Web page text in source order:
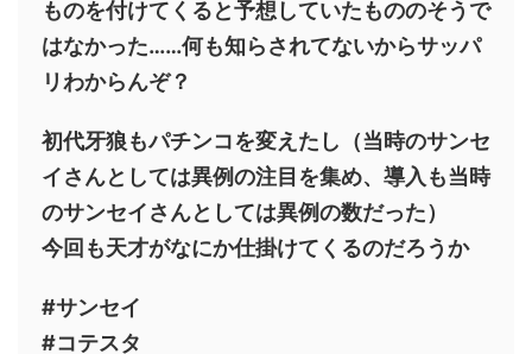
ものを付けてくると予想していたもののそうで
はなかった……何も知らされてないからサッパ
リわからんぞ？
初代牙狼もパチンコを変えたし（当時のサンセ
イさんとしては異例の注目を集め、導入も当時
のサンセイさんとしては異例の数だった）
今回も天才がなにか仕掛けてくるのだろうか
#サンセイ
#コテスタ